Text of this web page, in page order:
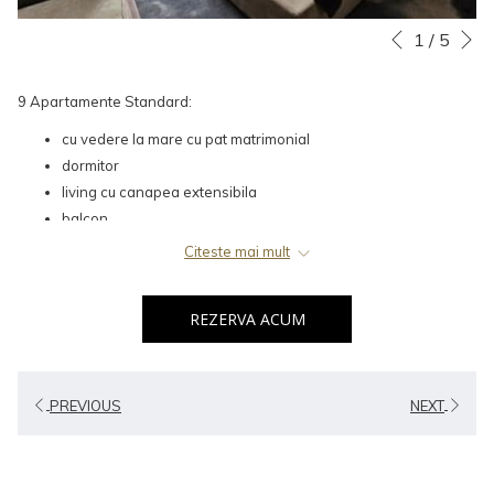
Slideshow
Clicking
Previous
1 / 5
9 Apartamente Standard:
cu vedere la mare cu pat matrimonial
dormitor
living cu canapea extensibila
balcon
Citeste mai mult
REZERVA ACUM
PREVIOUS NEXT